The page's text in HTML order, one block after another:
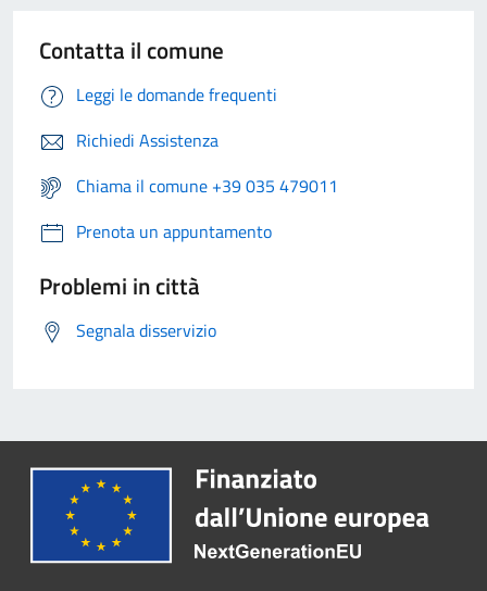
Contatta il comune
Leggi le domande frequenti
Richiedi Assistenza
Chiama il comune +39 035 479011
Prenota un appuntamento
Problemi in città
Segnala disservizio